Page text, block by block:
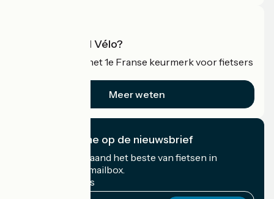
Wat is Accueil Vélo?
Accueil Vélo is het 1e Franse keurmerk voor fietsers
Meer weten
Ik abonneer me op de nieuwsbrief
Ontvang elke maand het beste van fietsen in
Frankrijk in uw mailbox.
Mijn e-mailadres